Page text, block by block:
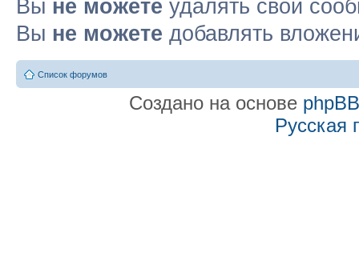
Вы не можете удалять свои
Вы не можете добавлять
Список форумов
Создано на основе phpBB
Русская